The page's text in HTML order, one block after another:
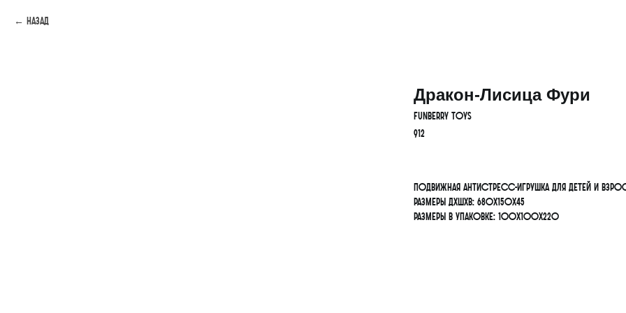
Назад
Дракон-Лисица Фури
FunBerry Toys
912
Подвижная антистресс-игрушка для детей и
Размеры ДхШхВ: 680х150х45
Размеры в упаковке: 100х100х220